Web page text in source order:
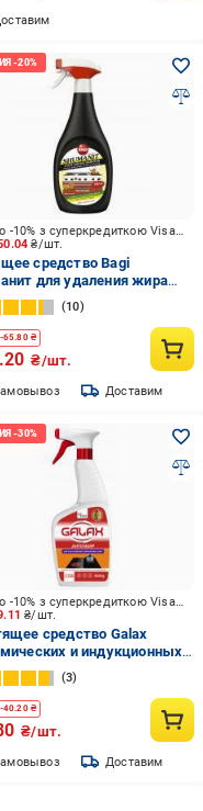
₴/шт.
До -10% з суперкредиткою Visa Вигода
средство Bagi
для удаления жира
10
-65.80₴
₴/шт.
Доставим
₴/шт.
До -10% з суперкредиткою Visa Вигода
средство Galax
и индукционных
Power Clean 500 г
3
-40.20₴
₴/шт.
Доставим